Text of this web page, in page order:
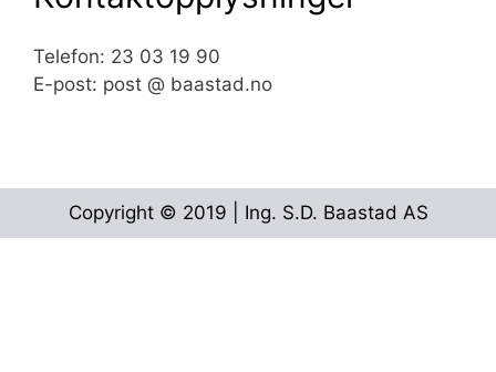
Telefon: 23 03 19 90
E-post: post @ baastad.no
Copyright © 2019 | Ing. S.D. Baastad AS